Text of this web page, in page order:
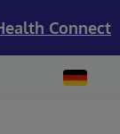
Connect
Change
Country